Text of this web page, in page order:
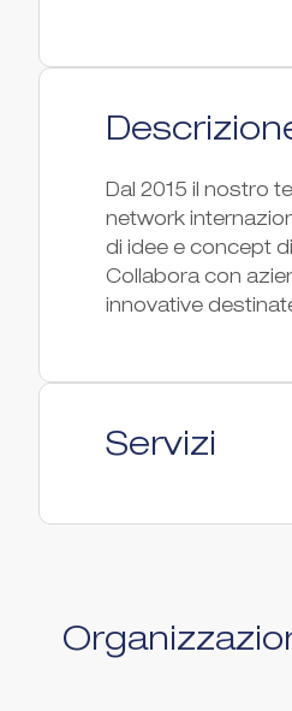
Dal 2015 il nostro
network
di idee e concept
Collabora con
innovative
Servizi